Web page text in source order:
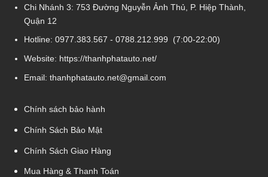
Chi Nhánh 3: 753 Đường Nguyễn Ảnh Thủ, P. Hiệp Thành,
Quận 12
Hotline: 0977.383.567 - 0788.212.999 (7:00-22:00)
Website: https://thanhphatauto.net/
Email: thanhphatauto.net@gmail.com
Chính sách bảo hành
Chính Sách Bảo Mật
Chính Sách Giao Hàng
Mua Hàng & Thanh Toán